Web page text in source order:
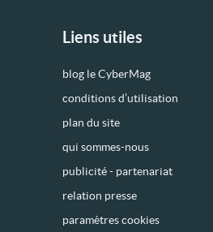
Liens utiles
blog le CyberMag
conditions d’utilisation
plan du site
qui sommes-nous
publicité - partenariat
relation presse
paramètres cookies